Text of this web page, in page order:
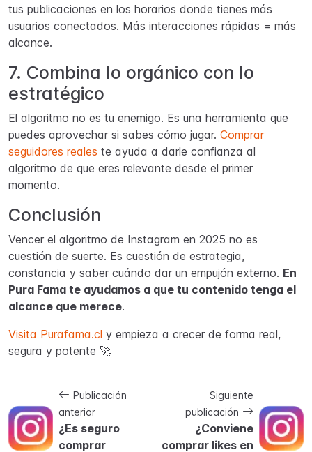
tus publicaciones en los horarios donde tienes más
usuarios conectados. Más interacciones rápidas = más
alcance.
7. Combina lo orgánico con lo
estratégico
El algoritmo no es tu enemigo. Es una herramienta que
puedes aprovechar si sabes cómo jugar. Comprar
seguidores reales te ayuda a darle confianza al
algoritmo de que eres relevante desde el primer
momento.
Conclusión
Vencer el algoritmo de Instagram en 2025 no es
cuestión de suerte. Es cuestión de estrategia,
constancia y saber cuándo dar un empujón externo. En
Pura Fama te ayudamos a que tu contenido tenga el
alcance que merece.
Visita Purafama.cl y empieza a crecer de forma real,
segura y potente 🚀
Publicación
anterior
¿Es seguro
comprar
Siguiente
publicación
¿Conviene
comprar likes en